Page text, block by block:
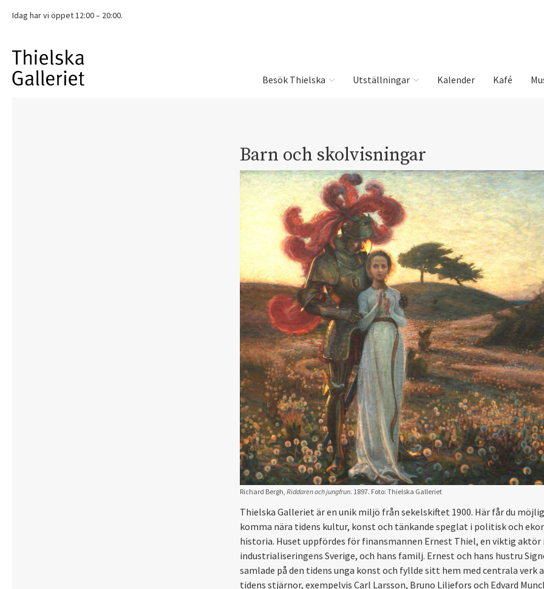
Idag har vi öppet 12:00 – 20:00.
Besök Thielska Utställningar Kalender Kafé
Barn och skolvisningar
Richard Bergh, Riddaren och jungfrun. 1897. Foto: Thielska Galleriet
Thielska Galleriet är en unik miljö från sekelskiftet 1900. Här får du
komma nära tidens kultur, konst och tänkande speglat i politisk och
historia. Huset uppfördes för finansmannen Ernest Thiel, en viktig aktör i
industrialiseringens Sverige, och hans familj. Ernest och hans hustru
samlade på den tidens unga konst och fyllde sitt hem med centrala verk
tidens stjärnor, exempelvis Carl Larsson, Bruno Liljefors och Edvard